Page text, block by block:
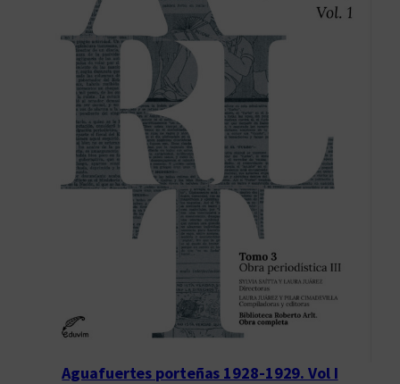
Aguafuertes porteñas 1928-1929. Vol I